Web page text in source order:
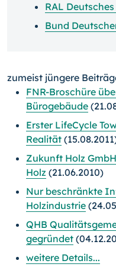
RAL
Bund
zumeist jüngere
FNR-Broschüre
Bürogebäude
Erster LifeCycle
Realität
Zukunft Holz
Holz (21.06.2010)
Nur beschränkte
Holzindustrie
QHB
gegründet
weitere Details...